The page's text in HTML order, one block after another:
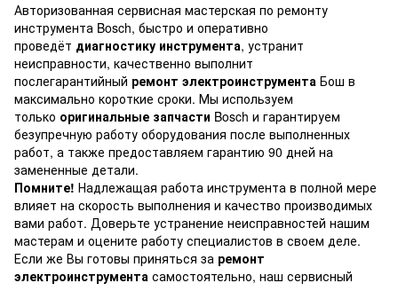
Авторизованная сервисная мастерская по ремонту
инструмента Bosch, быстро и оперативно
проведёт диагностику инструмента, устранит
неисправности, качественно выполнит
послегарантийный ремонт электроинструмента Бош в
максимально короткие сроки. Мы используем
только оригинальные запчасти Bosch и гарантируем
безупречную работу оборудования после выполненных
работ, а также предоставляем гарантию 90 дней на
замененные детали.
Помните! Надлежащая работа инструмента в полной мере
влияет на скорость выполнения и качество производимых
вами работ. Доверьте устранение неисправностей нашим
мастерам и оцените работу специалистов в своем деле.
Если же Вы готовы приняться за ремонт
электроинструмента самостоятельно, наш сервисный